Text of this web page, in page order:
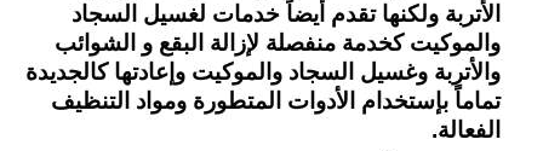
الأتربة ولكنها تقدم أيضاً خدمات لغسيل السجاد
والموكيت كخدمة منفصلة لإزالة البقع و الشوائب
والأتربة وغسيل السجاد والموكيت وإعادتها كالجديدة
تماماً بإستخدام الأدوات المتطورة ومواد التنظيف
الفعالة.